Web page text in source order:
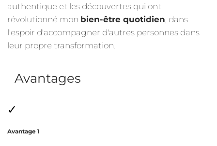
authentique et les découvertes qui ont
révolutionné mon bien-être quotidien , dans
l'espoir d'accompagner d'autres personnes dans
leur propre transformation.
Avantages
✓
Avantage 1